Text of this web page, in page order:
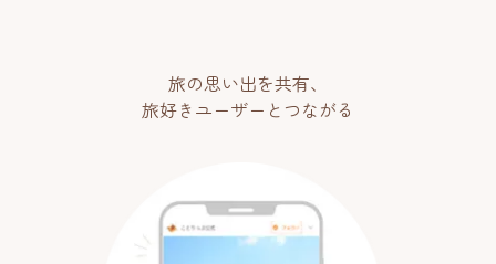
旅の思い出を共有、
旅好きユーザーとつながる